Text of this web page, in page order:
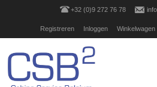
+32 (0)9 272 76 78
Registreren Inloggen Winkelwagen